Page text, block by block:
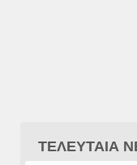
ΤΕΛΕΥΤΑΙΑ